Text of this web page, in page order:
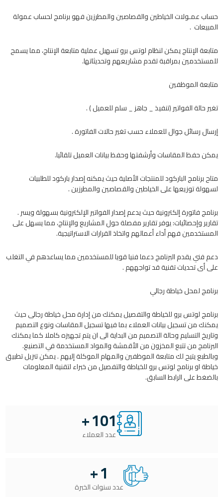
ﺣﺴﺎب ﻋﻤـﻮﻻت اﻟﺨﻴﺎﻃﻴﻦ واﻟﻘﺼﺎﺻﻴﻦ واﻟﻤﻄﺮزﻳن فهو برنامج لحساب عمولة
المبيعات .
متابعة الإنتاج يمكن لنظام لوتس برو تسهيل عملية متابعة الإنتاج، مما يسمح
للمستخدمين بمراقبة تقدم مشاريعهم وتحديثاتها.
متابعة الموظفين
ﺗﻐﻴﺮ ﺣﺎﻟﺔ اﻟﻔﻮاﺗﻴﺮ (ﺗﻨﻔﻴﺬ _ ﺟﺎﻫﺰ _ ﺳﻠﻢ ﻟﻠﻌﻤﻴﻞ ) .
إرﺳﺎل رﺳﺎﺋﻞ ﺟﻮال ﻟﻠﻌﻤﻼء ﺣﺴﺐ ﺗﻐﻴﺮ ﺣﺎﻻت اﻟﻔﺎﺗﻮرة .
ﻳﻤﻜﻦ ﺣﻔﻆ اﻟﻤﻘﺎﺳﺎت وأرﺷﻔﺘﻬﺎ وﺣﻔﻆ ﺑﻴﺎﻧﺎت اﻟﻌﻤﻴﻞ ﺗﻠﻘﺎﺋﻴﺎ.
متاح برنامج الباركود للمنتجات الأصلية حيث يمكنه إﺻﺪار ﺑﺎرﻛﻮد ﻟﻠﻄﻠﺒﻴﺎت
ﻟﺴﻬﻮﻟﺔ ﺗﻮزﻳﻌﻬﺎ ﻋﻠﻰ اﻟﺨﻴﺎﻃﻴﻦ واﻟﻘﺼﺎﺻﻴﻦ واﻟﻤﻄﺮزﻳﻦ .
برنامج فاتورة إلكترونية حيث يدعم إصدار الفواتير الإلكترونية بسهولة ويسر .
تقارير وإحصائيات: يوفر تقارير مفصلة حول المشاريع والإنتاج، مما يسهل على
المستخدمين فهم أداء أعمالهم واتخاذ القرارات الاستراتيجية.
دعم فني يقدم البرنامج دعما فنيا قويا للمستخدمين مما يساعدهم في التغلب
على أى تحديات تقنية قد تواجههم .
برنامج لمحل خياطة رجالي
برنامج لوتس برو للخياطة والتفصيل يمكنك من إدارة محل خياطة رجالى حيث
يمكنك من تسجيل بيانات العملاء بما فيها تسجيل المقاسات ونوع التصميم
وتاريخ التسليم وحالة التصميم من البداية الى ان يتم تجهيزه كاملا كما يمكنك
البرنامج من تتبع المخزون من الأقمشة والمواد المستخدمة في التصنيع.
وبالطبع يتيح لك متابعة الموظفين والمهام الموكلة إليهم . يمكن تنزيل تطبيق
خياطة او برنامج لوتس برو للخياطة والتفصيل من خبراء لتقنية المعلومات
بالضغط على الرابط السابق.
101
+
عدد العملاء
1
+
عدد سنوات الخبرة